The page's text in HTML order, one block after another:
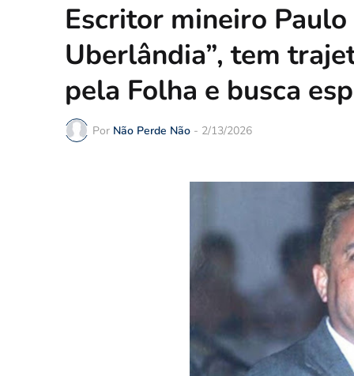
Escritor mineiro Paulo
Uberlândia”, tem
pela Folha e busca
Por Não Perde Não - 2/13/2026